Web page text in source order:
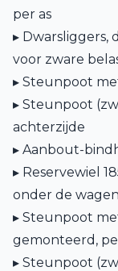
per as
▸ Dwarsliggers,
voor zware
▸ Steunpoot
▸ Steunpoot
achterzijde
▸ Aanbout-
▸ Reservewiel
onder de
▸ Steunpoot
gemonteerd,
▸ Steunpoot